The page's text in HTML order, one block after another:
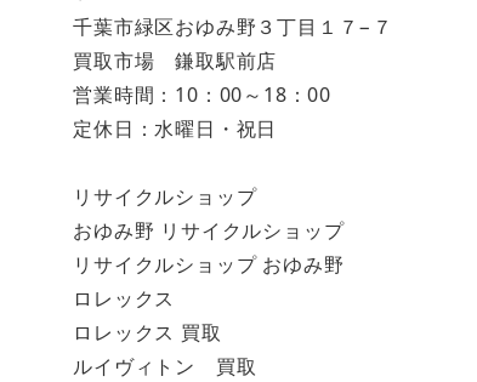
千葉市緑区おゆみ野３丁目１７−７
買取市場 鎌取駅前店
営業時間：10：00～18：00
定休日：水曜日・祝日
リサイクルショップ
おゆみ野 リサイクルショップ
リサイクルショップ おゆみ野
ロレックス
ロレックス 買取
ルイヴィトン 買取